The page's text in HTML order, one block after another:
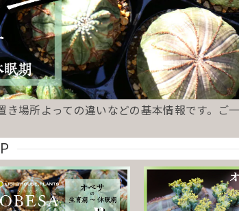
場所よっての違いなどの基本情報です。ご